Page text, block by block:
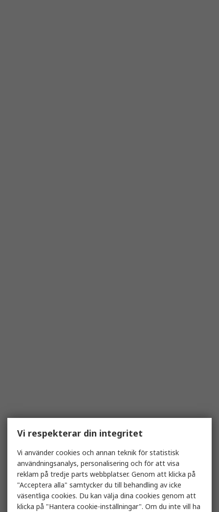
Vi respekterar din integritet
Vi använder cookies och annan teknik för statistisk
användningsanalys, personalisering och för att visa
reklam på tredje parts webbplatser. Genom att klicka på
"Acceptera alla" samtycker du till behandling av icke
väsentliga cookies. Du kan välja dina cookies genom att
klicka på "Hantera cookie-inställningar". Om du inte vill ha